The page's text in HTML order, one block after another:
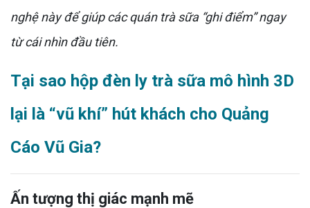
nghệ này để giúp các quán trà sữa “ghi điểm” ngay
từ cái nhìn đầu tiên.
Tại sao hộp đèn ly trà sữa mô hình 3D
lại là “vũ khí” hút khách cho Quảng
Cáo Vũ Gia?
Ấn tượng thị giác mạnh mẽ